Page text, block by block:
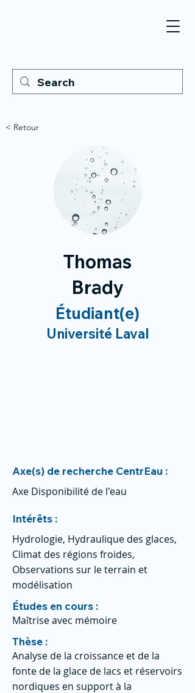
< Retour
Thomas
Brady
Étudiant(e)
Université Laval
Axe(s) de recherche CentrEau :
Axe Disponibilité de l'eau
Intérêts :
Hydrologie, Hydraulique des glaces,
Climat des régions froides,
Observations sur le terrain et
modélisation
Études en cours :
Maîtrise avec mémoire
Thèse :
Analyse de la croissance et de la
fonte de la glace de lacs et réservoirs
nordiques en support à la